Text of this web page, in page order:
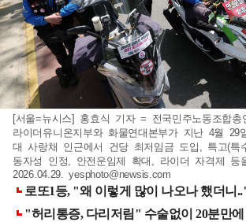
[서울=뉴시스] 홍효식 기자 = 전국민주노동조합총
라이더유니온지부와 화물연대본부가 지난 4월
대 사랑채 인근에서 건당 최저임금 도입, 특고(특
동자성 인정, 안전운임제 확대, 라이더 자격제 등
2026.04.29.yesphoto@newsis.com